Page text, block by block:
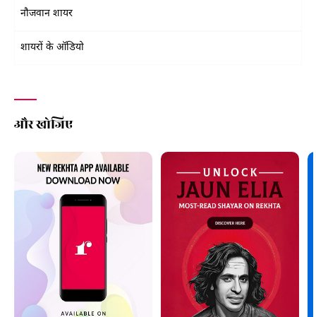
नौजवान शायर
शायरों के ऑडियो
और खोजिए